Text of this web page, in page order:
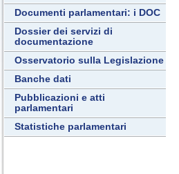
Documenti parlamentari: i DOC
Dossier dei servizi di
documentazione
Osservatorio sulla Legislazione
Banche dati
Pubblicazioni e atti
parlamentari
Statistiche parlamentari